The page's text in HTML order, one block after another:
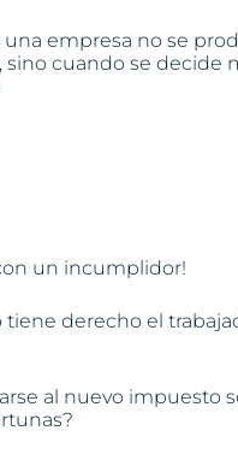
una empresa no se
sino cuando se decide
un incumplidor!
tiene derecho el
al nuevo impuesto